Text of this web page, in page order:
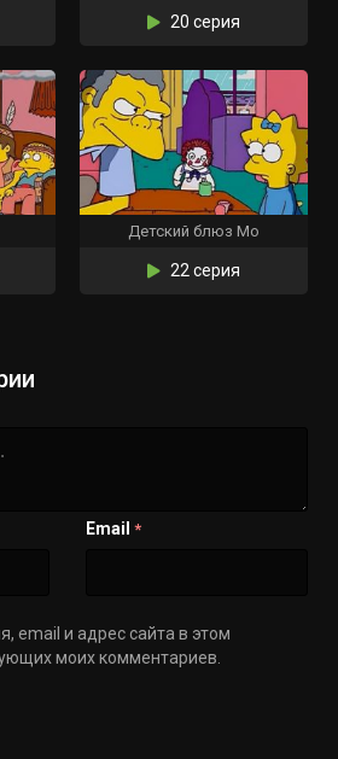
20 серия
Детский блюз Мо
22 серия
Email *
email и адрес сайта в этом
моих комментариев.